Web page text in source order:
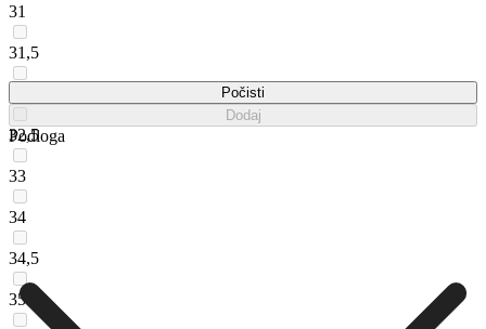
31
31,5
32,5
33
34
34,5
35
Počisti
Dodaj
Podloga